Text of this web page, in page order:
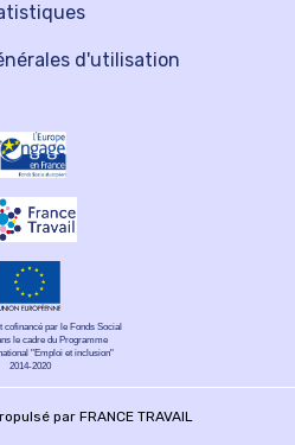
d'utilisation
cofinancé par le Fonds Social
le cadre du Programme
"Emploi et inclusion"
2014-2020
par FRANCE TRAVAIL